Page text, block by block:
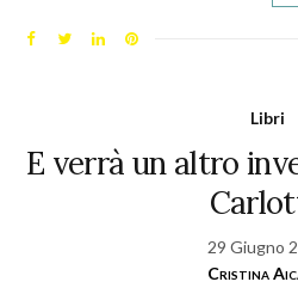
Libri
E verrà un altro
29 Giugno
Cristina